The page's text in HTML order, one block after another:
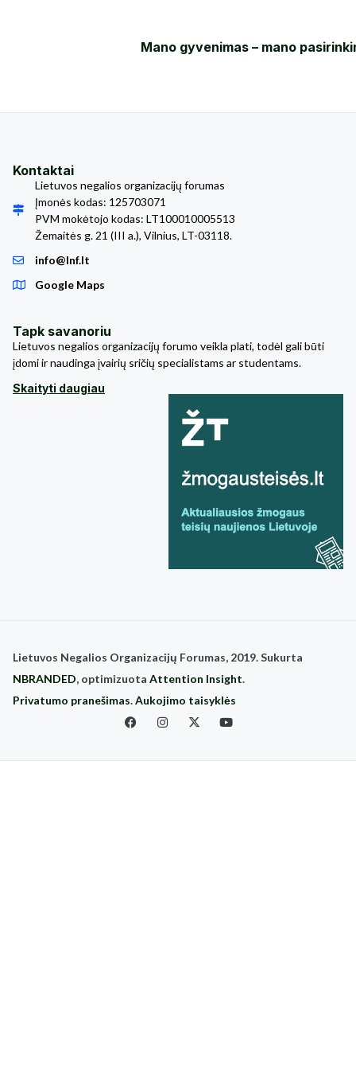
Mano gyvenimas – mano
Kontaktai
Lietuvos negalios organizacijų forumas
Įmonės kodas: 125703071
PVM mokėtojo kodas: LT100010005513
Žemaitės g. 21 (III a.), Vilnius, LT-03118.
info@lnf.lt
Google Maps
Tapk savanoriu
Lietuvos negalios organizacijų forumo veikla plati, todėl gali būti
įdomi ir naudinga įvairių sričių specialistams ar studentams.
Skaityti daugiau
Lietuvos Negalios Organizacijų Forumas, 2019. Sukurta
NBRANDED, optimizuota Attention Insight.
Privatumo pranešimas.Aukojimo taisyklės